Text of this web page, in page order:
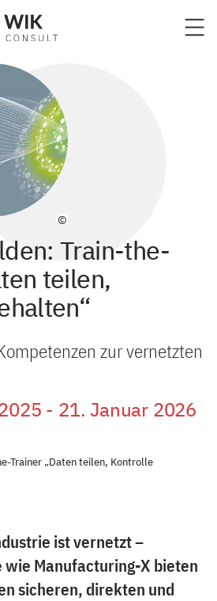
©
Train-the-
teilen,
zur vernetzten
- 21. Januar 2026
Trainer „Daten teilen, Kontrolle
ist vernetzt –
wie Manufacturing-X bieten
sicheren, direkten und